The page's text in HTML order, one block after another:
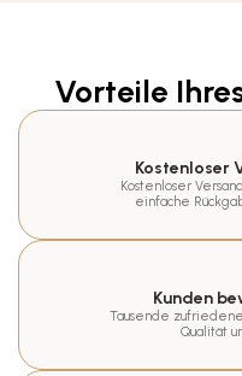
Vorteile
Kostenloser
Kostenloser
einfache
Kunden
Tausende
Qualität